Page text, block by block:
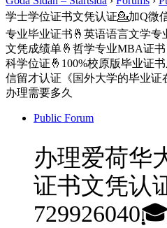
学士学位证书文凭认证💁加Q微
专业毕业证书🤞英语语言文学
文凭成绩单🤞哲学专业MBA证
科学位证🤞100%校原版毕业证
信留才认证《国外大学的毕业
办理需要多久
Public Forum
办理爱荷华
证书文凭认